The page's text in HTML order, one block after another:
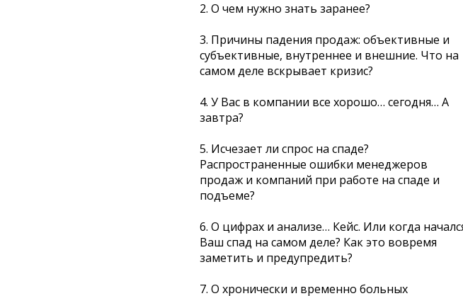
2. О чем нужно знать заранее?
3. Причины падения продаж: объективные и
субъективные, внутреннее и внешние. Что на
самом деле вскрывает кризис?
4. У Вас в компании все хорошо… сегодня… А
завтра?
5. Исчезает ли спрос на спаде?
Распространенные ошибки менеджеров
продаж и компаний при работе на спаде и
подъеме?
6. О цифрах и анализе… Кейс. Или когда
Ваш спад на самом деле? Как это вовремя
заметить и предупредить?
7. О хронически и временно больных